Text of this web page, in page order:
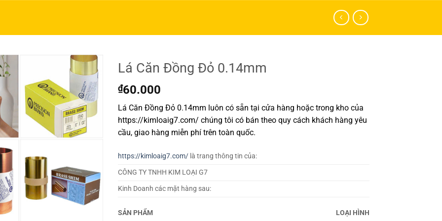
Lá Căn Đồng Đỏ 0.14mm
₫60.000
Lá Căn Đồng Đỏ 0.14mm luôn có sẵn tại cửa hàng hoặc trong kho của
https://kimloaig7.com/ chúng tôi có bán theo quy cách khách hàng yêu
cầu, giao hàng miễn phí trên toàn quốc.
https://kimloaig7.com/ là trang thông tin của:
CÔNG TY TNHH KIM LOẠI G7
Kinh Doanh các mặt hàng sau:
SẢN PHẨM LOẠI HÌNH